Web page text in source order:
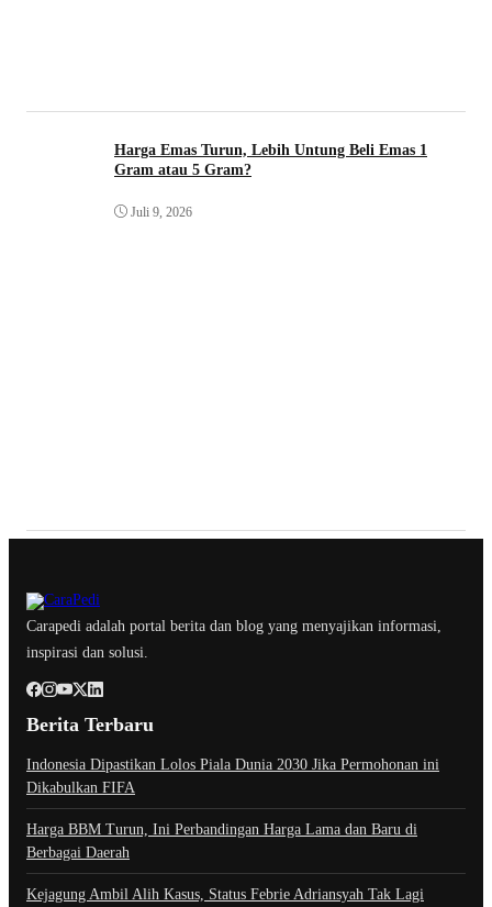
Harga Emas Turun, Lebih Untung Beli Emas 1
Gram atau 5 Gram?
Juli 9, 2026
Carapedi adalah portal berita dan blog yang menyajikan informasi,
inspirasi dan solusi.
Berita Terbaru
Indonesia Dipastikan Lolos Piala Dunia 2030 Jika Permohonan ini
Dikabulkan FIFA
Harga BBM Turun, Ini Perbandingan Harga Lama dan Baru di
Berbagai Daerah
Kejagung Ambil Alih Kasus, Status Febrie Adriansyah Tak Lagi